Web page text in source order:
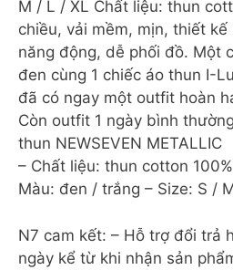
M / L / XL Chất liệu: thun
chiều, vải mềm, mịn, thiết
năng động, dễ phối đồ. Một
đen cùng 1 chiếc áo thun I-
đã có ngay một outfit hoàn
Còn outfit 1 ngày bình
thun NEWSEVEN METALLIC
– Chất liệu: thun cotton
Màu: đen / trắng – Size: S /
N7 cam kết: – Hỗ trợ đổi trả
ngày kể từ khi nhận sản